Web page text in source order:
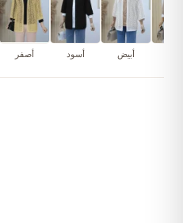
أصفر أسود أبيض